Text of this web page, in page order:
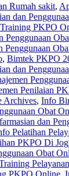
Rumah sakit,
dan
PKPO
Penggunaan
Penggunaan
, Bimtek PKPO
dan
Penilaian
Archives, Info
Obat
dan
Pelatihan
PKPO Di
Obat
PKPO Online,